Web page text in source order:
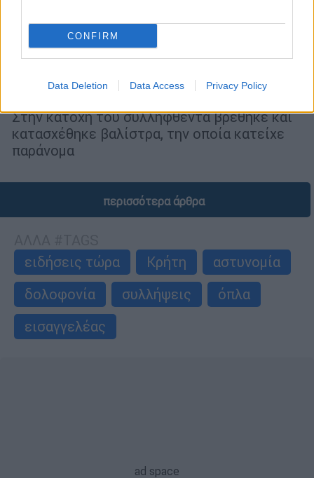
CONFIRM
Data Deletion Data Access Privacy Policy
13.11.2025 12:02
Θεσσαλονίκη: Πλήγμα στην τουρκική
και δέκα προσαγωγές
Στην κατοχή του συλληφθέντα βρέθηκε και
κατασχέθηκε βαλίστρα, την οποία κατείχε
παράνομα
περισσότερα άρθρα
ειδήσεις τώρα
Κρήτη
αστυνομία
δολοφονία
συλλήψεις
όπλα
εισαγγελέας